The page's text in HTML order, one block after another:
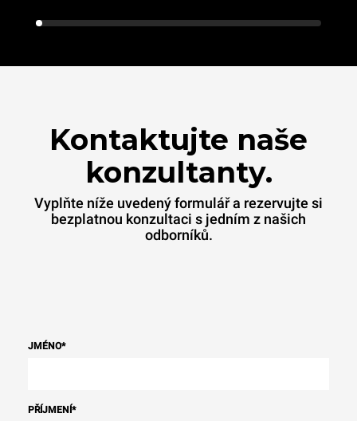
Kontaktujte naše
konzultanty.
Vyplňte níže uvedený formulář a rezervujte si
bezplatnou konzultaci s jedním z našich
odborníků.
JMÉNO*
PŘÍJMENÍ*